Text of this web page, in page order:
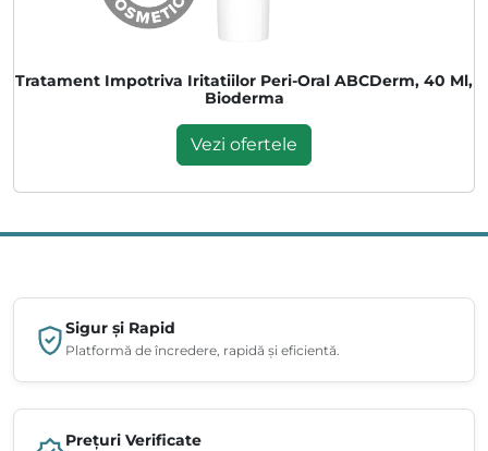
Tratament Impotriva Iritatiilor Peri-Oral ABCDerm, 40 Ml,
Bioderma
Vezi ofertele
Sigur și Rapid
Platformă de încredere, rapidă și eficientă.
Prețuri Verificate